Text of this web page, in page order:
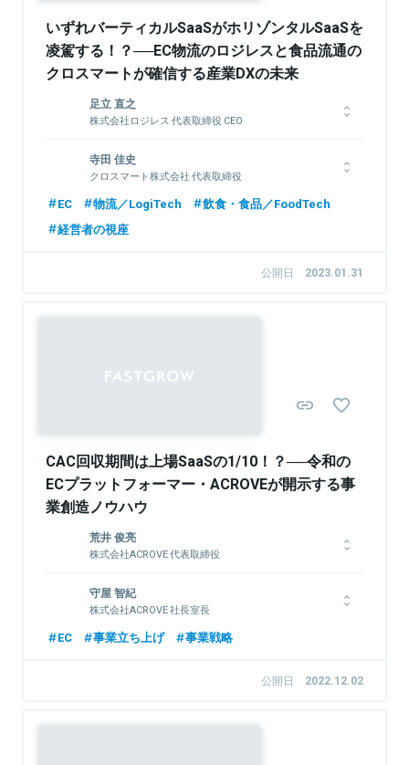
いずれバーティカルSaaSがホリゾンタルSaaSを
凌駕する！？──EC物流のロジレスと食品流通の
クロスマートが確信する産業DXの未来
足立 直之
株式会社ロジレス 代表取締役 CEO
スにて3年間、出版社への営業や電子書籍事業の立ち上げなどを
担当。2012年にロジレスの前身となる会社を立ち上げ、自分た
ちでECサイトを運営。自社の業務を効率化するためのシステム
開発をしていく中で、同様の課題を抱えている人たちの存在を知
る。2017年にロジレスを創業。より多くのEC事業者の課題を解
の問題をよりよい方向に解決していくことを目指す。
寺田 佳史
クロスマート株式会社 代表取締役
大学卒業後、2007年にサイバーエージェント入社。大手企業と
のアライアンス事業の立ち上げ、Facebookコマース事業の立ち
上げを経験。2013年にヘルスケアメディア「Doctors Me」を立
クロスマート株式会社を創業し、代表取締役就任。飲食店と卸売
EC 物流／LogiTech
飲食・食品／FoodTech
経営者の視座
公開日 2023.01.31
CAC回収期間は上場SaaSの1/10！？──令和の
ECプラットフォーマー・ACROVEが開示する事
業創造ノウハウ
荒井 俊亮
株式会社ACROVE 代表取締役
を設立。植物性プロテインをはじめとした自社ECブランド事業
を展開。その後株式会社ACROVEに社名変更し、現在はEコマー
スやマーケティングの知見を生かしたEC事業者向けBIツール及
び周辺サービスの提供を行うECサービス事業、ECブランドの買
守屋 智紀
株式会社ACROVE 社長室長
慶應義塾大学法学部法律学科卒業後、NTTドコモに入社、IR・
経営企画等に従事。その後、ベイン・アンド・カンパニーにて多
プロジェクトに従事、2020年シニアマネージャー。その後エク
EC 事業立ち上げ 事業戦略
公開日 2022.12.02